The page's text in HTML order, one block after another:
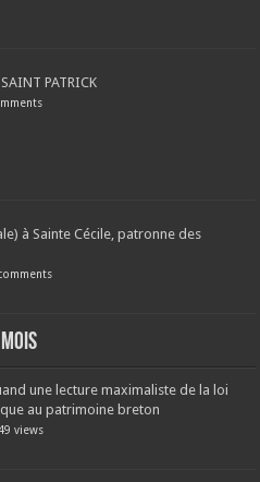
PATRICK
à Sainte Cécile, patronne des
une lecture maximaliste de la loi
au patrimoine breton
views